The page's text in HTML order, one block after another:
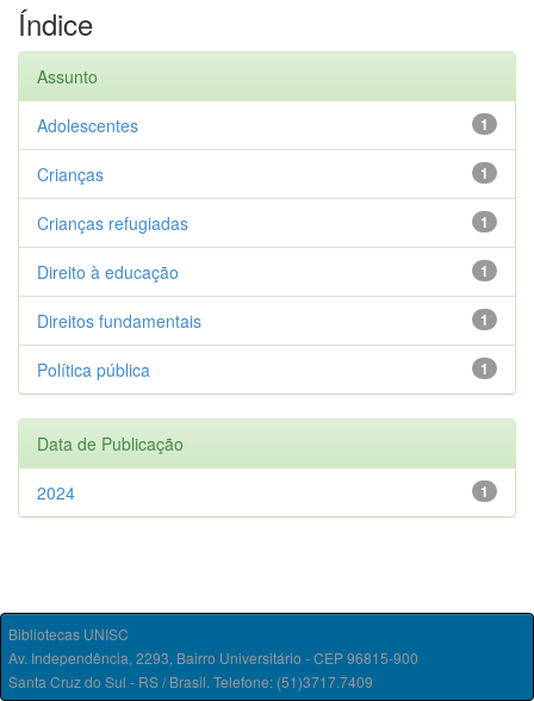
Índice
Assunto
1
Adolescentes
1
Crianças
1
Crianças refugiadas
1
Direito à educação
1
Direitos fundamentais
1
Política pública
Data de Publicação
1
2024
Bibliotecas UNISC
Av. Independência, 2293, Bairro Universitário - CEP 96815-900
Santa Cruz do Sul - RS / Brasil. Telefone: (51)3717.7409